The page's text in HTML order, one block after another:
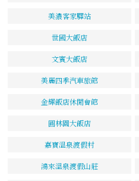
美濃客家驛站
世國大飯店
文賓大飯店
美麗四季汽車旅館
金輝飯店休閒會館
圓林園大飯店
嘉寶溫泉渡假村
鴻來溫泉渡假山莊